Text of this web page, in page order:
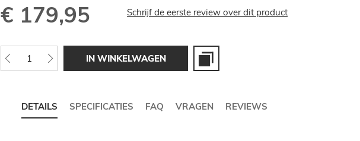
€ 179,95 Schrijf de eerste review over dit product
IN WINKELWAGEN
DETAILS SPECIFICATIES FAQ VRAGEN REVIEWS